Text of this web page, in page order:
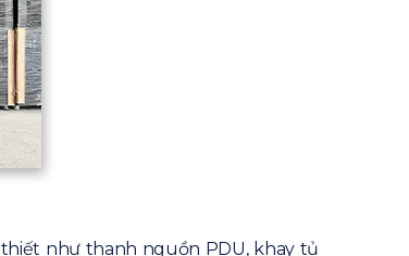
như thanh nguồn PDU, khay tủ